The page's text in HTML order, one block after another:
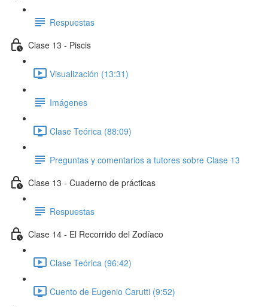
Respuestas
Clase 13 - Piscis
Visualización (13:31)
Imágenes
Clase Teórica (88:09)
Preguntas y comentarios a tutores sobre Clase 13
Clase 13 - Cuaderno de prácticas
Respuestas
Clase 14 - El Recorrido del Zodíaco
Clase Teórica (96:42)
Cuento de Eugenio Carutti (9:52)